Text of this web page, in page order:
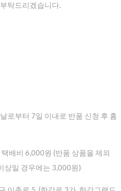
탁드리겠습니다.
로부터 7일 이내로 반품 신청 후 홈
배비 6,000원 (반품 상품을 제외
상일 경우에는 3,000원)